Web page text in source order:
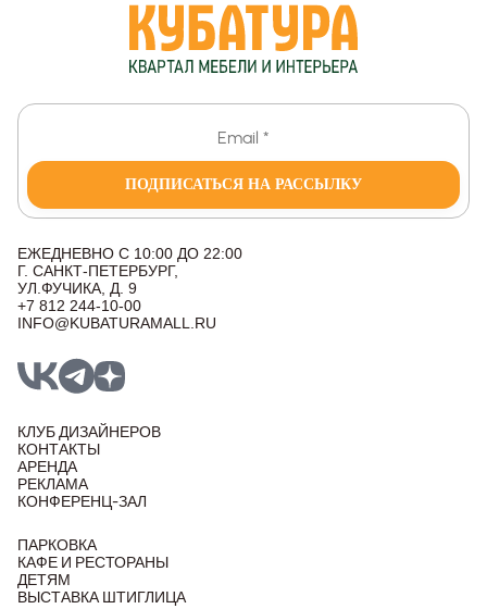
ПОДПИСАТЬСЯ НА РАССЫЛКУ
ЕЖЕДНЕВНО С 10:00 ДО 22:00
Г. САНКТ-ПЕТЕРБУРГ,
УЛ.ФУЧИКА, Д. 9
+7 812 244-10-00
INFO@KUBATURAMALL.RU
КЛУБ ДИЗАЙНЕРОВ
КОНТАКТЫ
АРЕНДА
РЕКЛАМА
КОНФЕРЕНЦ-ЗАЛ
ПАРКОВКА
КАФЕ И РЕСТОРАНЫ
ДЕТЯМ
ВЫСТАВКА ШТИГЛИЦА